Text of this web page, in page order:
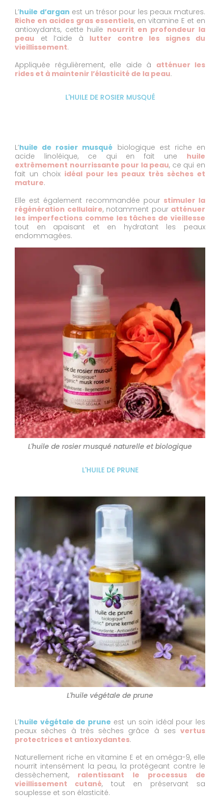
L’huile d’argan est un trésor pour les peaux matures.
Riche en acides gras essentiels, en vitamine E et en
antioxydants, cette huile nourrit en profondeur la
peau et l’aide à lutter contre les signes du
vieillissement.
Appliquée régulièrement, elle aide à atténuer les
rides et à maintenir l’élasticité de la peau.
L'HUILE DE ROSIER MUSQUÉ
L’huile de rosier musqué biologique est riche en
acide linoléique, ce qui en fait une huile
extrêmement nourrissante pour la peau, ce qui en
fait un choix idéal pour les peaux très sèches et
mature.
Elle est également recommandée pour stimuler la
régénération cellulaire, notamment pour atténuer
les imperfections comme les tâches de vieillesse
tout en apaisant et en hydratant les peaux
endommagées.
L'huile de rosier musqué naturelle et biologique
L'HUILE DE PRUNE
L’huile végétale de prune est un soin idéal pour les
peaux sèches à très sèches grâce à ses vertus
protectrices et antioxydantes.
Naturellement riche en vitamine E et en oméga-9, elle
nourrit intensément la peau, la protégeant contre le
dessèchement, ralentissant le processus de
vieillissement cutané, tout en préservant sa
souplesse et son élasticité.
L'huile végétale de prune